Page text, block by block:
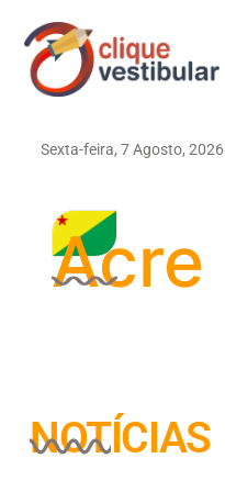
Sexta-feira, 7 Agosto, 2026
Acre
NOTÍCIAS